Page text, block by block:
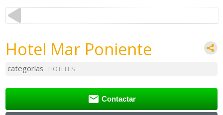
Hotel Mar Poniente
categorías HOTELES
 Contactar